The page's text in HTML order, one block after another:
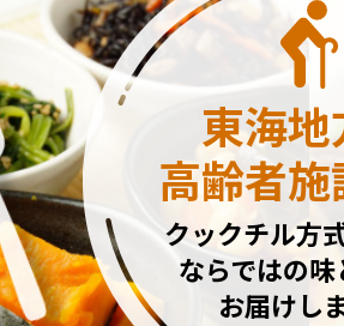
東海地
高齢者
クックチル方
ならではの
お届けし